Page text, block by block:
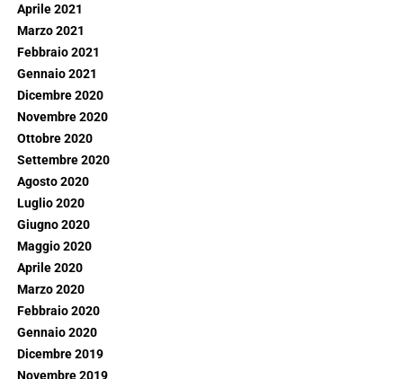
Aprile 2021
Marzo 2021
Febbraio 2021
Gennaio 2021
Dicembre 2020
Novembre 2020
Ottobre 2020
Settembre 2020
Agosto 2020
Luglio 2020
Giugno 2020
Maggio 2020
Aprile 2020
Marzo 2020
Febbraio 2020
Gennaio 2020
Dicembre 2019
Novembre 2019